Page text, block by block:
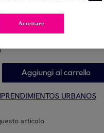
Aggiungi al carrello
URBANOS
articolo
Accettare